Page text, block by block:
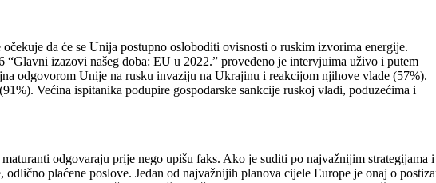
da će se Unija postupno osloboditi ovisnosti o ruskim izvorima energije.
izazovi našeg doba: EU u 2022.” provedeno je intervjuima uživo i putem
odgovorom Unije na rusku invaziju na Ukrajinu i reakcijom njihove vlade (57%).
Većina ispitanika podupire gospodarske sankcije ruskoj vladi, poduzećima i
odgovaraju prije nego upišu faks. Ako je suditi po najvažnijim strategijama i
plaćene poslove. Jedan od najvažnijih planova cijele Europe je onaj o